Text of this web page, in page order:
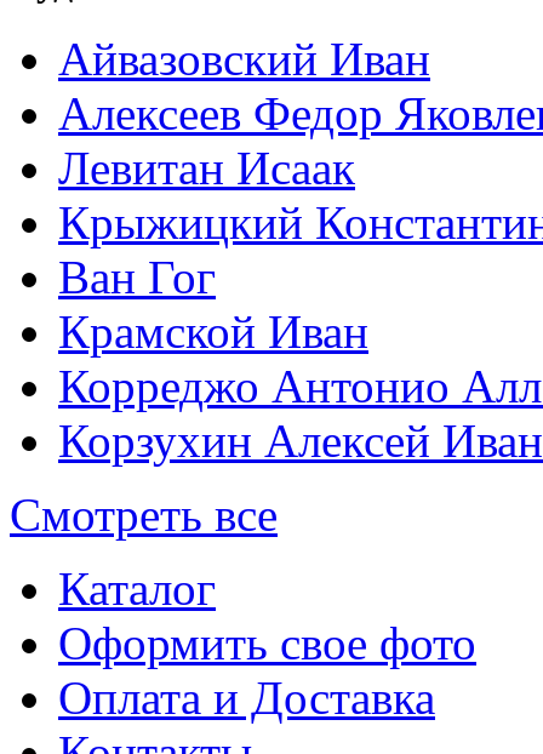
Айвазовский Иван
Алексеев Федор
Левитан Исаак
Крыжицкий
Ван Гог
Крамской Иван
Корреджо Антонио
Корзухин Алексей
Смотреть все
Каталог
Оформить свое фото
Оплата и Доставка